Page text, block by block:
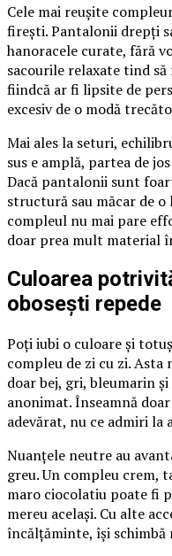
Cele mai reușite
firești. Pantalonii drepți
hanoracele curate, fără
sacourile relaxate tind
fiindcă ar fi lipsite de
excesiv de o modă
Mai ales la seturi,
sus e amplă, partea de
Dacă pantalonii sunt
structură sau măcar de
compleul nu mai pare
doar prea mult material
Culoarea
obosești repede
Poți iubi o culoare și
compleu de zi cu zi. Asta
doar bej, gri, bleumarin
anonimat. Înseamnă
adevărat, nu ce admiri la
Nuanțele neutre au
greu. Un compleu crem,
maro ciocolatiu poate fi
mereu același. Cu alte
încălțăminte, își schimbă